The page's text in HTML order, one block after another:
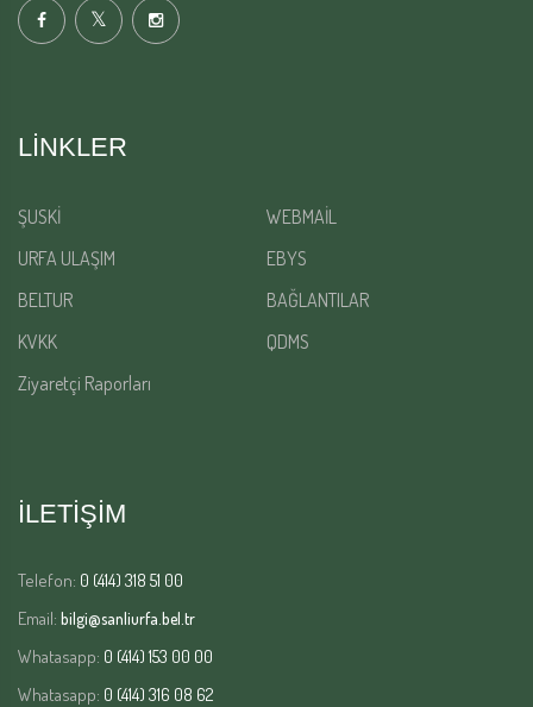
LINKLER
ŞUSKİ
WEBMAİL
URFA ULAŞIM
EBYS
BELTUR
BAĞLANTILAR
KVKK
QDMS
Ziyaretçi Raporları
İLETİŞİM
Telefon: 0 (414) 318 51 00
Email: bilgi@sanliurfa.bel.tr
Whatasapp: 0 (414) 153 00 00
Whatasapp: 0 (414) 316 08 62